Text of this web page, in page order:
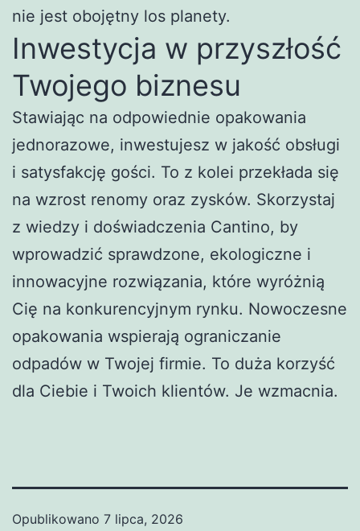
nie jest obojętny los planety.
Inwestycja w przyszłość
Twojego biznesu
Stawiając na odpowiednie opakowania
jednorazowe, inwestujesz w jakość obsługi
i satysfakcję gości. To z kolei przekłada się
na wzrost renomy oraz zysków. Skorzystaj
z wiedzy i doświadczenia Cantino, by
wprowadzić sprawdzone, ekologiczne i
innowacyjne rozwiązania, które wyróżnią
Cię na konkurencyjnym rynku. Nowoczesne
opakowania wspierają ograniczanie
odpadów w Twojej firmie. To duża korzyść
dla Ciebie i Twoich klientów. Je wzmacnia.
Opublikowano 7 lipca, 2026